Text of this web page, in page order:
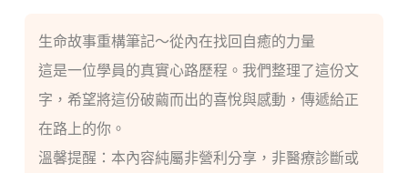
生命故事重構筆記～從內在找回自癒的力量
這是一位學員的真實心路歷程。我們整理了這份文
字，希望將這份破繭而出的喜悅與感動，傳遞給正
在路上的你。
溫馨提醒：本內容純屬非營利分享，非醫療診斷或